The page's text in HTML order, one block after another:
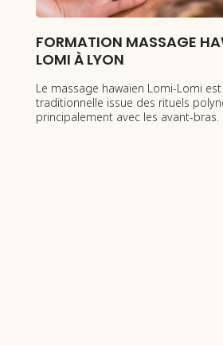
HAWAIEN LOMI-
Lomi est une technique
polynésiens, réalisés
bras.